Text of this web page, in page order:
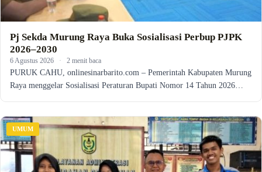
Pj Sekda Murung Raya Buka Sosialisasi Perbup PJPK
2026–2030
6 Agustus 2026 · 2 menit baca
PURUK CAHU, onlinesinarbarito.com – Pemerintah Kabupaten Murung
Raya menggelar Sosialisasi Peraturan Bupati Nomor 14 Tahun 2026…
UMUM